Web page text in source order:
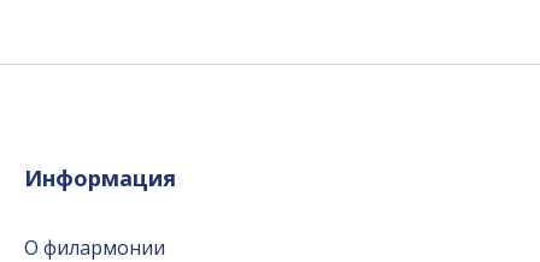
Информация
О филармонии